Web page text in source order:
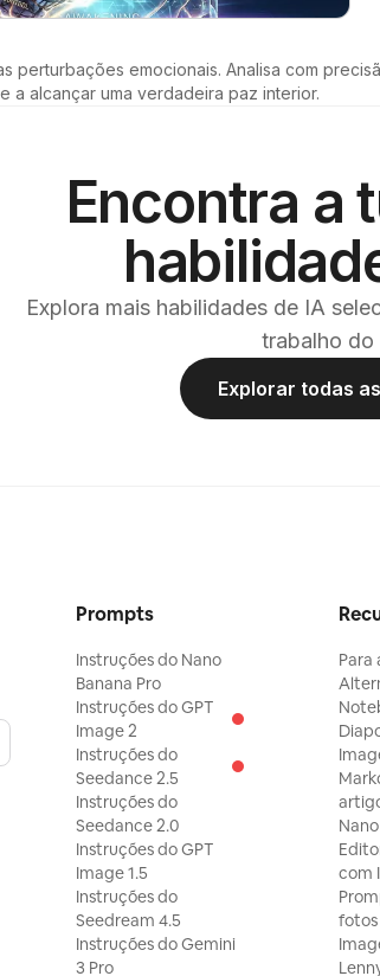
perturbações emocionais. Analisa com
a alcançar uma verdadeira paz interior.
Encontra a
Explora mais habilidades de IA
trabalho do
Explorar todas
Prompts
Instruções do Nano
Banana Pro
Instruções do GPT
Image 2
Instruções do
Seedance 2.5
Instruções do
Seedance 2.0
Instruções do GPT
Image 1.5
Instruções do
Seedream 4.5
Instruções do Gemini
3 Pro
Para
com
fotos